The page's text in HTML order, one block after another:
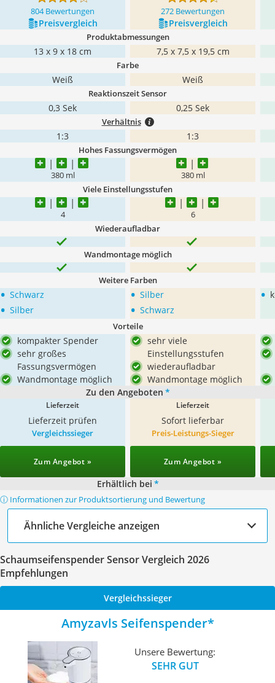
804 Bewertungen 272 Bewertungen
Preis­vergleich Preis­vergleich
Produktabmessungen
13 x 9 x 18 cm 7,5 x 7,5 x 19,5 cm
Farbe
Weiß Weiß
Reaktionszeit Sensor
0,3 Sek 0,25 Sek
Verhältnis
1:3 1:3
Hohes Fassungsvermögen
380 ml 380 ml
Viele Einstellungsstufen
4 6
Wiederaufladbar
Wandmontage möglich
Weitere Farben
• Schwarz
• Silber
• Silber
• Schwarz
•
Vorteile
kompakter Spender
sehr großes
Fassungsvermögen
Wandmontage möglich
sehr viele
Einstellungsstufen
wiederaufladbar
Wandmontage möglich
Zu den Angeboten *
Lieferzeit
Lieferzeit prüfen
Lieferzeit
Sofort lieferbar
Vergleichssieger
Zum Angebot »
Preis-Leistungs-Sieger
Zum Angebot »
Erhältlich bei *
ⓘ Informationen zur Produktsortierung und Bewertung
Ähnliche Vergleiche anzeigen
Schaumseifenspender Sensor Vergleich 2026
Empfehlungen
Vergleichssieger
Amyzavls Seifenspender
Unsere Bewertung:
SEHR GUT